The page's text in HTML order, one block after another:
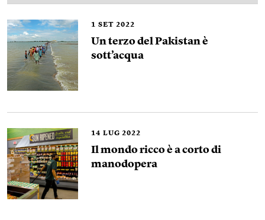
1 SET 2022
Un terzo del Pakistan è
sott’acqua
14 LUG 2022
Il mondo ricco è a corto di
manodopera